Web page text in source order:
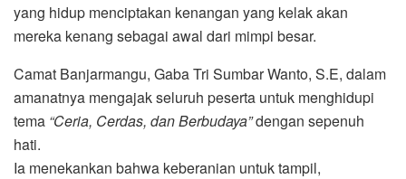
yang hidup menciptakan kenangan yang kelak akan
mereka kenang sebagai awal dari mimpi besar.
Camat Banjarmangu, Gaba Tri Sumbar Wanto, S.E, dalam
amanatnya mengajak seluruh peserta untuk menghidupi
tema “Ceria, Cerdas, dan Berbudaya”dengan sepenuh
hati.
Ia menekankan bahwa keberanian untuk tampil,